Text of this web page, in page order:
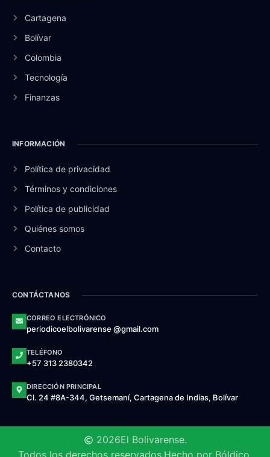
Cartagena
Bolívar
Colombia
Tecnología
Finanzas
INFORMACIÓN
Política de privacidad
Términos y condiciones
Política de publicidad
Quiénes somos
Contacto
CONTÁCTANOS
CORREO ELECTRÓNICO
periodicoelbolivarense @gmail.com
TELÉFONO
+57 313 2380342
DIRECCIÓN PRINCIPAL
Cl. 24 #8A-344, Getsemaní, Cartagena de Indias, Bolívar
2026El Bolivarense.